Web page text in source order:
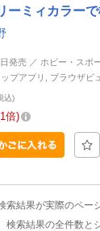
ーミィカラー
発売 ／ ホビー・スポ
プアプリ, ブラウザビ
込)
1倍
結果が実際のペー
索結果の全件数と